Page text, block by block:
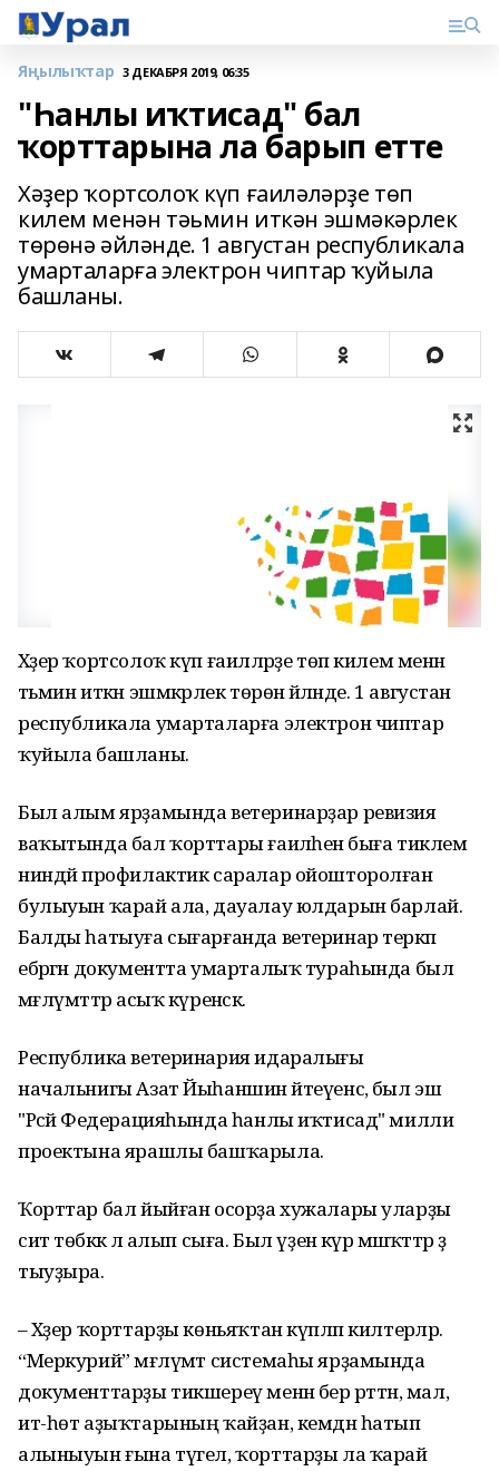
Яңылыҡтар 3 ДЕКАБРЯ 2019, 06:35
"Һанлы иҡтисад" бал
ҡорттарына ла барып етте
Хәҙер ҡортсолоҡ күп ғаиләләрҙе төп
килем менән тәьмин иткән эшмәкәрлек
төрөнә әйләнде. 1 августан республикала
умарталарға электрон чиптар ҡуйыла
башланы.
Хәҙер ҡортсолоҡ күп ғаиләләрҙе төп килем менән
тәьмин иткән эшмәкәрлек төрөнә әйләнде. 1 августан
республикала умарталарға электрон чиптар
ҡуйыла башланы.
Был алым ярҙамында ветеринарҙар ревизия
ваҡытында бал ҡорттары ғаиләһенә быға тиклем
ниндәй профилактик саралар ойошторолған
булыуын ҡарай ала, дауалау юлдарын барлай.
Балды һатыуға сығарғанда ветеринар теркәп
ебәргән документта умарталыҡ тураһында был
мәғлүмәттәр асыҡ күренәсәк.
Республика ветеринария идаралығы
начальнигы Азат Йыһаншин әйтеүенсә, был эш
"Рәсәй Федерацияһында һанлы иҡтисад" милли
проектына ярашлы башҡарыла.
Ҡорттар бал йыйған осорҙа хужалары уларҙы
сит төбәккә лә алып сыға. Был үҙенә күрә мәшәҡәттәр ҙә
тыуҙыра.
– Хәҙер ҡорттарҙы көньяҡтан күпләп килтерәләр.
“Меркурий” мәғлүмәт системаһы ярҙамында
документтарҙы тикшереү менән бер рәттән, мал,
ит-һөт аҙыҡтарының ҡайҙан, кемдән һатып
алыныуын ғына түгел, ҡорттарҙы ла ҡарай